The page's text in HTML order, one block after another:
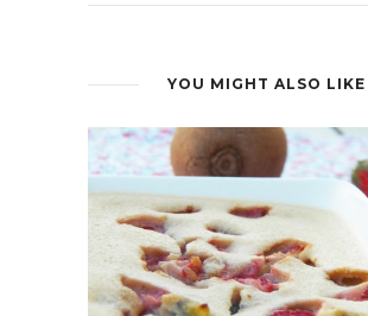
YOU MIGHT ALSO LIKE